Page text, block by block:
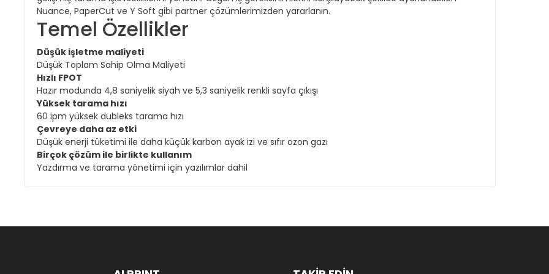
Nuance, PaperCut ve Y Soft gibi partner çözümlerimizden yararlanın.
Temel Özellikler
Düşük işletme maliyeti
Düşük Toplam Sahip Olma Maliyeti
Hızlı FPOT
Hazır modunda 4,8 saniyelik siyah ve 5,3 saniyelik renkli sayfa çıkışı
Yüksek tarama hızı
60 ipm yüksek dubleks tarama hızı
Çevreye daha az etki
Düşük enerji tüketimi ile daha küçük karbon ayak izi ve sıfır ozon gazı
Birçok çözüm ile birlikte kullanım
Yazdırma ve tarama yönetimi için yazılımlar dahil